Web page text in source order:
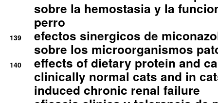
sobre la hemostasia y la
perro
139
efectos sinergicos de
sobre los microorganismos
140
effects of dietary protein and
clinically normal cats and in
induced chronic renal failure